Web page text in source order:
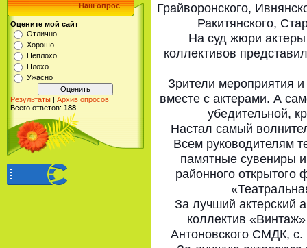
Наш опрос
Оцените мой сайт
Отлично
Хорошо
Неплохо
Плохо
Ужасно
Результаты | Архив опросов
Всего ответов: 188
Грайворонского,
Ракитянского,
На суд жюри
коллективов
Зрители мероприятия
вместе с актерами. А
убедительной,
Настал самый
Всем руководителям
памятные сувениры
районного открытого
За лучший актерский
коллектив
Антоновского СМДК, с.